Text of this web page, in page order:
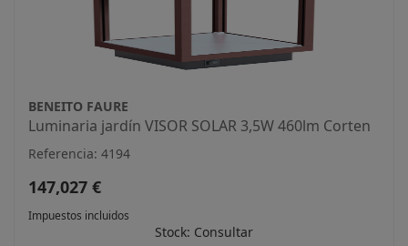
BENEITO FAURE
Luminaria jardín VISOR SOLAR 3,5W 460lm Corten
Referencia: 4194
147,027 €
Impuestos incluidos
Stock: Consultar